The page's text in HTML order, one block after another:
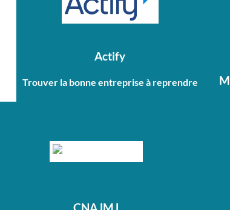
Actify
Trouver la bonne entreprise à reprendre
CNAJMJ